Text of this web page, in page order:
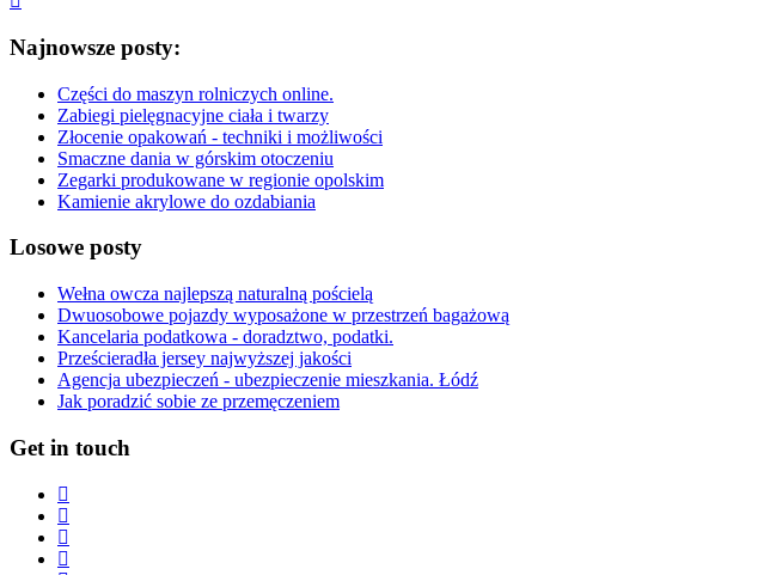
Najnowsze posty:
Części do maszyn rolniczych online.
Zabiegi pielęgnacyjne ciała i twarzy
Złocenie opakowań - techniki i możliwości
Smaczne dania w górskim otoczeniu
Zegarki produkowane w regionie opolskim
Kamienie akrylowe do ozdabiania
Losowe posty
Wełna owcza najlepszą naturalną pościelą
Dwuosobowe pojazdy wyposażone w przestrzeń bagażową
Kancelaria podatkowa - doradztwo, podatki.
Prześcieradła jersey najwyższej jakości
Agencja ubezpieczeń - ubezpieczenie mieszkania. Łódź
Jak poradzić sobie ze przemęczeniem
Get in touch